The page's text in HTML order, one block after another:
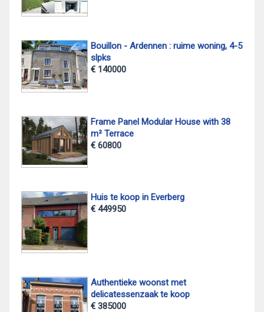
Bouillon - Ardennen : ruime woning, 4-5
slpks
€ 140000
Frame Panel Modular House with 38
m² Terrace
€ 60800
Huis te koop in Everberg
€ 449950
Authentieke woonst met
delicatessenzaak te koop
€ 385000